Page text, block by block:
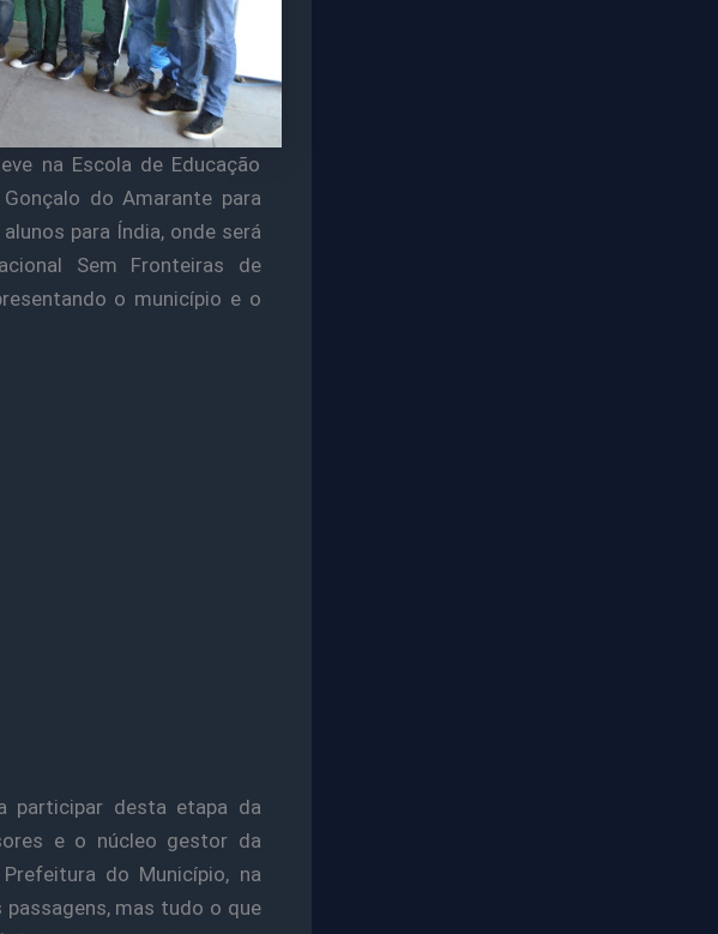
na Escola de Educação
do Amarante para
para Índia, onde será
Sem Fronteiras de
o município e o
participar desta etapa da
e o núcleo gestor da
do Município, na
mas tudo o que